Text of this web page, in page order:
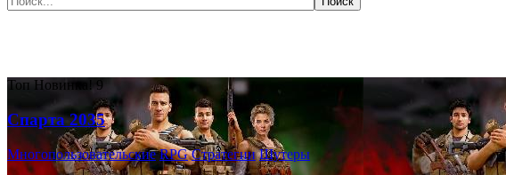
Топ Новинка! 9
Спарта 2035
Многопользовательские RPG Стратегии Шутеры